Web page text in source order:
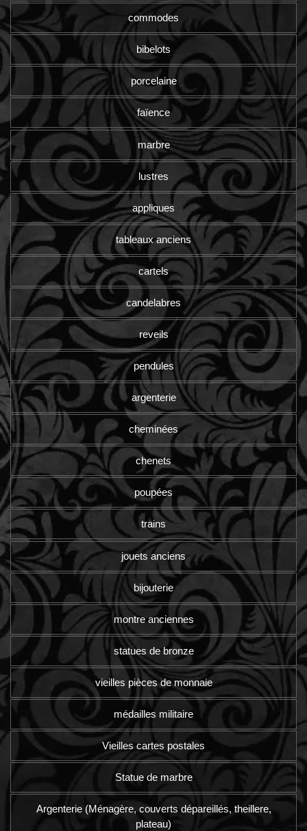
commodes
bibelots
porcelaine
faïence
marbre
lustres
appliques
tableaux anciens
cartels
candelabres
reveils
pendules
argenterie
cheminées
chenets
poupées
trains
jouets anciens
bijouterie
montre anciennes
statues de bronze
vieilles pièces de monnaie
médailles militaire
Vieilles cartes postales
Statue de marbre
Argenterie (Ménagère, couverts dépareillés, theillere,
plateau)